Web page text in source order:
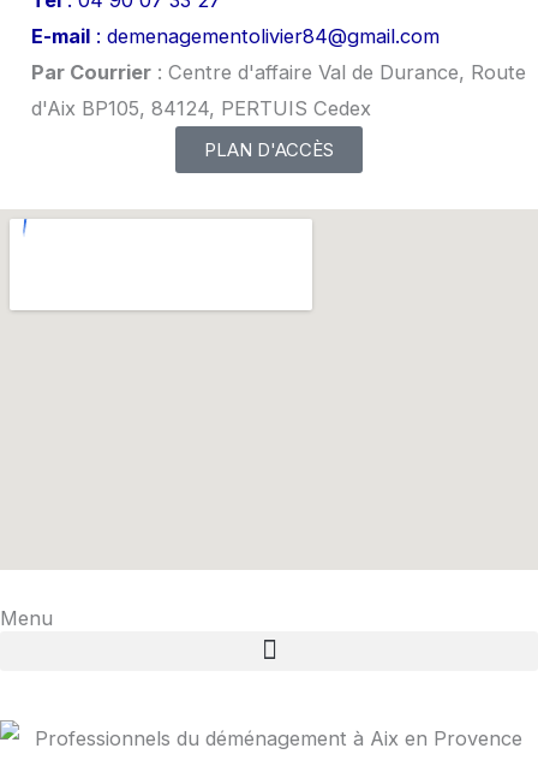
E-mail: demenagementolivier84@gmail.com
Par Courrier: Centre d'affaire Val de Durance, Route
d'Aix BP105, 84124, PERTUIS Cedex
PLAN D'ACCÈS
Menu